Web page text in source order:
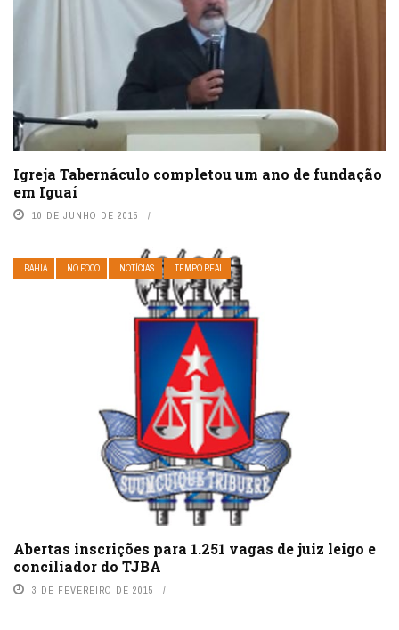
Igreja Tabernáculo completou um ano de fundação
em Iguaí
10 DE JUNHO DE 2015
BAHIA NO FOCO NOTÍCIAS TEMPO REAL
Abertas inscrições para 1.251 vagas de juiz leigo e
conciliador do TJBA
3 DE FEVEREIRO DE 2015